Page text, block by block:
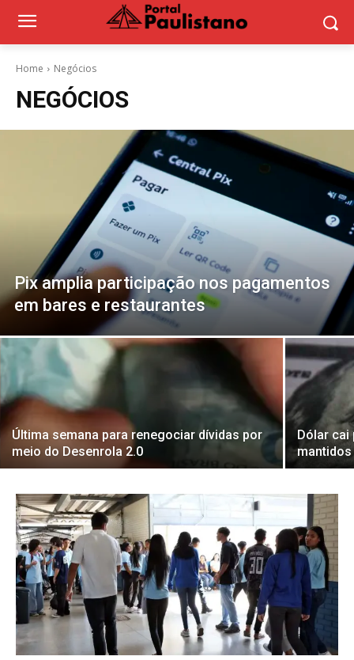
Home Negócios
NEGÓCIOS
Pix amplia participação nos pagamentos
em bares e restaurantes
Última semana para renegociar dívidas por
meio do Desenrola 2.0
Dólar cai
mantidos